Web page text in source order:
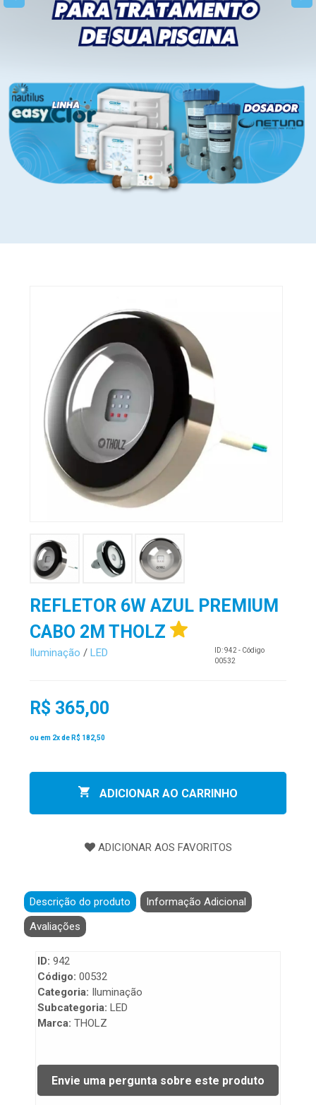
REFLETOR 6W AZUL PREMIUM
CABO 2M THOLZ
Iluminação / LED
ID: 942 - Código
00532
R$ 365,00
ou em 2x de R$ 182,50
ADICIONAR AO CARRINHO
Descrição do produto
Informação Adicional
Avaliações
ID: 942
Código: 00532
Categoria:
Iluminação
Subcategoria: LED
Marca: THOLZ